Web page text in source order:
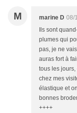
M marine D 08/
Ils sont
plumes qui
pas, je ne
auras fort à
tous les
chez mes
élastique et
bonnes
++++